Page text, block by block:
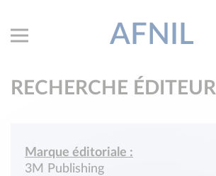
AFNIL
RECHERCHE ÉDITEUR
Marque éditoriale :
3M Publishing